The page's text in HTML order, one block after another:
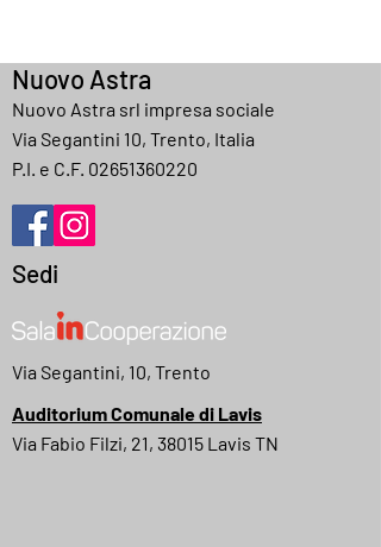
Nuovo Astra
Nuovo Astra srl impresa sociale
Via Segantini 10, Trento, Italia
P.I. e C.F. 02651360220
Sedi
Via Segantini, 10, Trento
Auditorium Comunale di Lavis
Via Fabio Filzi, 21, 38015 Lavis TN